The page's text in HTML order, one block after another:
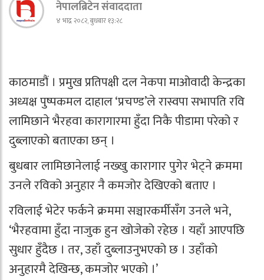
नेपालब्रिटेन संवाददाता
४ भाद्र २०८२, बुधबार १३:२८
काठमाडौं । प्रमुख प्रतिपक्षी दल नेकपा माओवादी केन्द्रका
अध्यक्ष पुष्पकमल दाहाल ‘प्रचण्ड’ले रास्वपा सभापति रवि
लामिछाने भैरहवा कारागारमा हुँदा निकै पीडामा परेको र
दुब्लाएको बताएका छन् ।
बुधबार लामिछानेलाई नख्खु कारागार पुगेर भेट्ने क्रममा
उनले रविको अनुहार नै कमजोर देखिएको बताए ।
रविलाई भेटेर फर्कने क्रममा सञ्चारकर्मीसँग उनले भने,
‘भैरहवामा हुँदा नाजुक हुन खोजेको रहेछ । यहाँ आएपछि
सुधार हुँदैछ । तर, उहाँ दुब्लाउनुभएको छ । उहाँको
अनुहारमै देखिन्छ, कमजोर भएको ।’